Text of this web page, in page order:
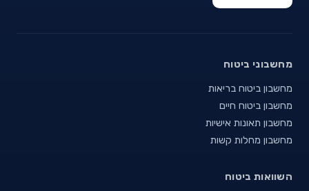
מחשבוני ביטוח
מחשבון ביטוח בריאות
מחשבון ביטוח חיים
מחשבון תאונות אישיות
מחשבון מחלות קשות
השוואות ביטוח